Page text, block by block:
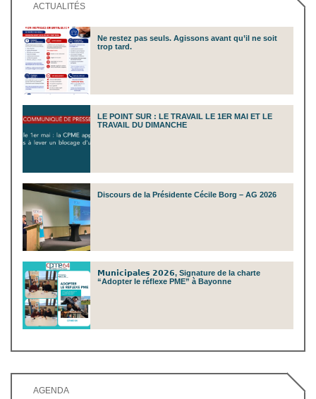
ACTUALITÉS
Ne restez pas seuls. Agissons avant qu’il ne soit
trop tard.
LE POINT SUR : LE TRAVAIL LE 1ER MAI ET LE
TRAVAIL DU DIMANCHE
Discours de la Présidente Cécile Borg – AG 2026
𝗠𝘂𝗻𝗶𝗰𝗶𝗽𝗮𝗹𝗲𝘀 𝟮𝟬𝟮𝟲, Signature de la charte
“Adopter le réflexe PME” à Bayonne
AGENDA